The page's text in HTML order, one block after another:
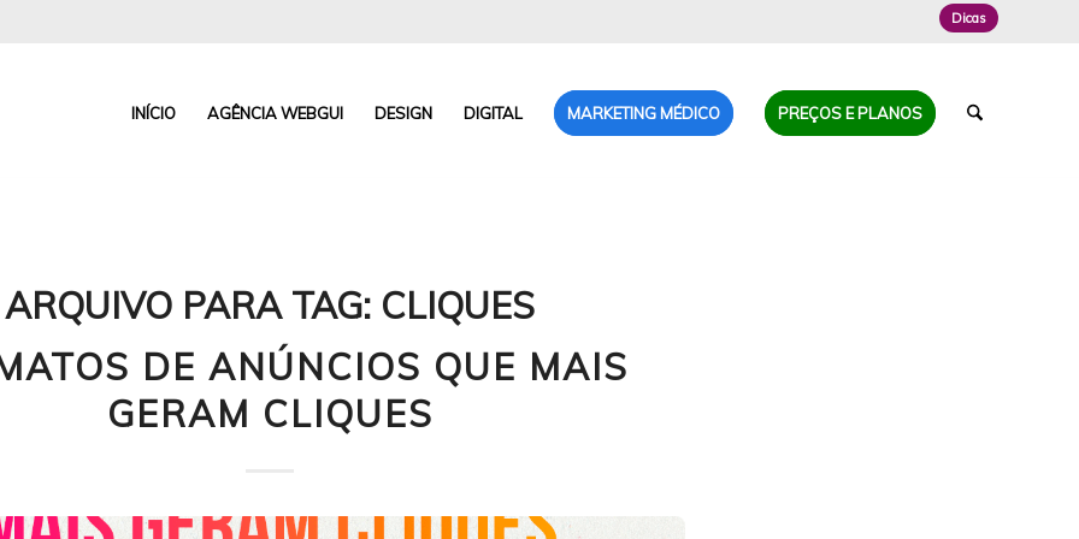
Dicas
INÍCIO AGÊNCIA WEBGUI DESIGN DIGITAL MARKETING MÉDICO PREÇOS E PLANOS
ARQUIVO PARA TAG: CLIQUES
DE ANÚNCIOS QUE MAIS
GERAM CLIQUES